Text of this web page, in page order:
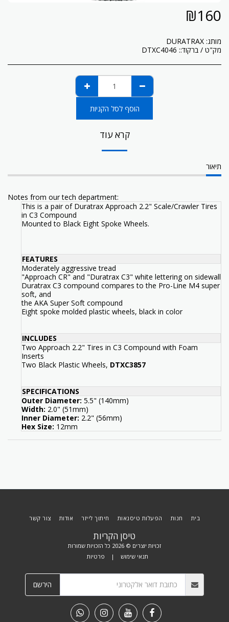
₪160
מותג: DURATRAX
מק"ט / ברקוד:: DTXC4046
הוסף לסל הקניות
קרא עוד
תיאור
Notes from our tech department:
This is a pair of Duratrax Approach 2.2" Scale/Crawler Tires
in C3 Compound
Mounted to Black Eight Spoke Wheels.
FEATURES
Moderately aggressive tread
"Approach CR" and "Duratrax C3" white lettering on sidewall
Duratrax C3 compound compares to the Pro-Line M4 super
soft, and
the AKA Super Soft compound
Eight spoke molded plastic wheels, black in color
INCLUDES
Two Approach 2.2" Tires in C3 Compound with Foam
Inserts
Two Black Plastic Wheels, DTXC3857
SPECIFICATIONS
Outer Diameter: 5.5" (140mm)
Width: 2.0" (51mm)
Inner Diameter: 2.2" (56mm)
Hex Size: 12mm
טיסן הקריות
זכויות יוצרים © 2026 כל הזכויות שמורות
תנאי שימוש | פרטיות
בית חנות הפעלות טיסנאות חיתוך לייזר אודות צור קשר
הירשם